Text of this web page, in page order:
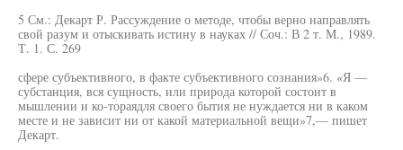
5 См.: Декарт Р. Рассуждение о методе, чтобы верно направлять
свой разум и отыскивать истину в науках // Соч.: В 2 т. М., 1989.
Т. 1. С. 269
сфере субъективного, в факте субъективного сознания»6. «Я —
субстанция, вся сущность, или природа которой состоит в
мышлении и ко-тораядля своего бытия не нуждается ни в каком
месте и не зависит ни от какой материальной вещи»7,— пишет
Декарт.